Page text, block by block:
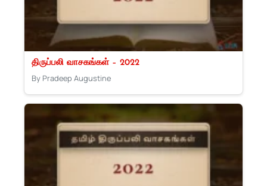
திருப்பலி வாசகங்கள் – 2022
By Pradeep Augustine